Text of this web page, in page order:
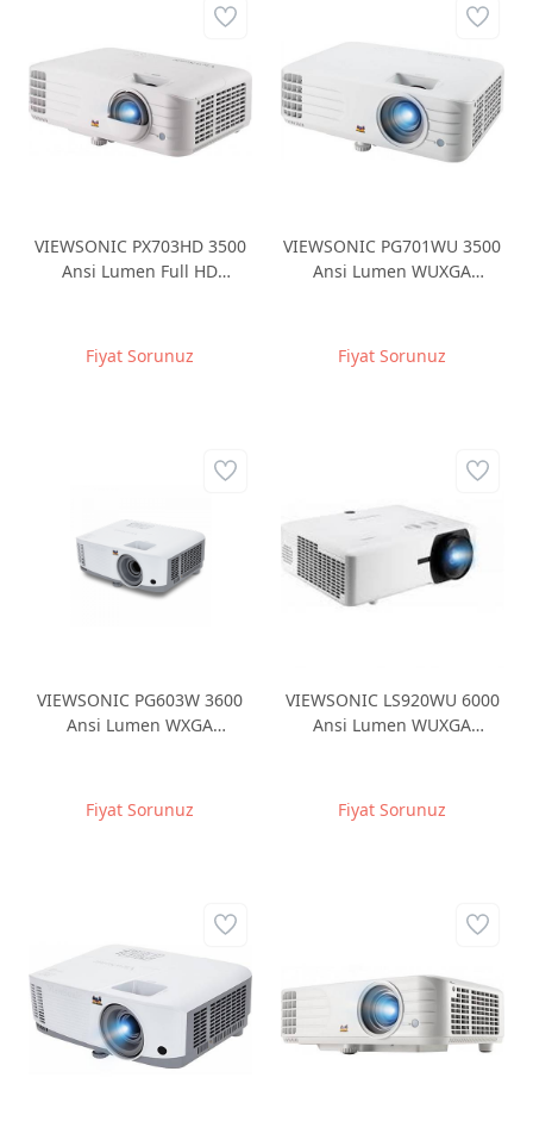
VIEWSONIC PX703HD 3500
Ansi Lumen Full HD
Kablosuz Projeksiyon
Fiyat Sorunuz
VIEWSONIC PG701WU 3500
Ansi Lumen WUXGA
Projeksiyon Cihazı
Fiyat Sorunuz
VIEWSONIC PG603W 3600
Ansi Lumen WXGA
Fiyat Sorunuz
VIEWSONIC LS920WU 6000
Ansi Lumen WUXGA
Fiyat Sorunuz